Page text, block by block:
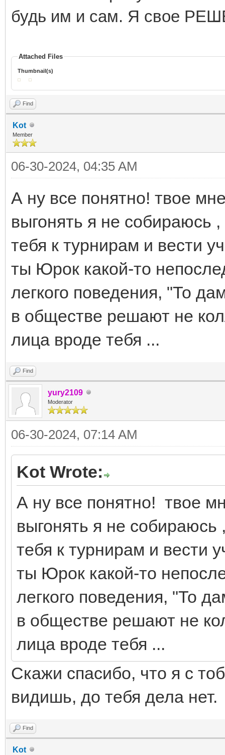
будь им и сам. Я свое
Attached Files
Thumbnail(s)
Find
Kot
Member
06-30-2024, 04:35 AM
А ну все понятно! твое
выгонять я не собираюсь
тебя к турнирам и вести
ты Юрок какой-то
легкого поведения, "То
в обществе решают не
лица вроде тебя ...
Find
yury2109
Moderator
06-30-2024, 07:14 AM
Kot Wrote:
А ну все понятно! твое
выгонять я не собираюсь
тебя к турнирам и вести
ты Юрок какой-то
легкого поведения, "То
в обществе решают не
лица вроде тебя ...
Скажи спасибо, что я с
видишь, до тебя дела нет.
Find
Kot